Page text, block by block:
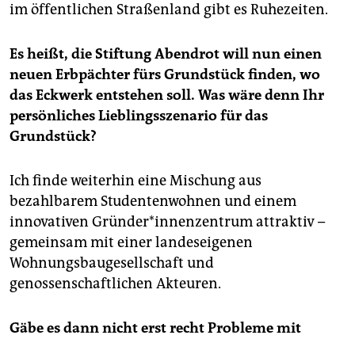
im öffentlichen Straßenland gibt es Ruhezeiten.
Es heißt, die Stiftung Abendrot will nun einen
neuen Erbpächter fürs Grundstück finden, wo
das Eckwerk entstehen soll. Was wäre denn Ihr
persönliches Lieblingsszenario für das
Grundstück?
Ich finde weiterhin eine Mischung aus
bezahlbarem Studentenwohnen und einem
innovativen Gründer*innenzentrum attraktiv –
gemeinsam mit einer landeseigenen
Wohnungsbaugesellschaft und
genossenschaftlichen Akteuren.
Gäbe es dann nicht erst recht Probleme mit